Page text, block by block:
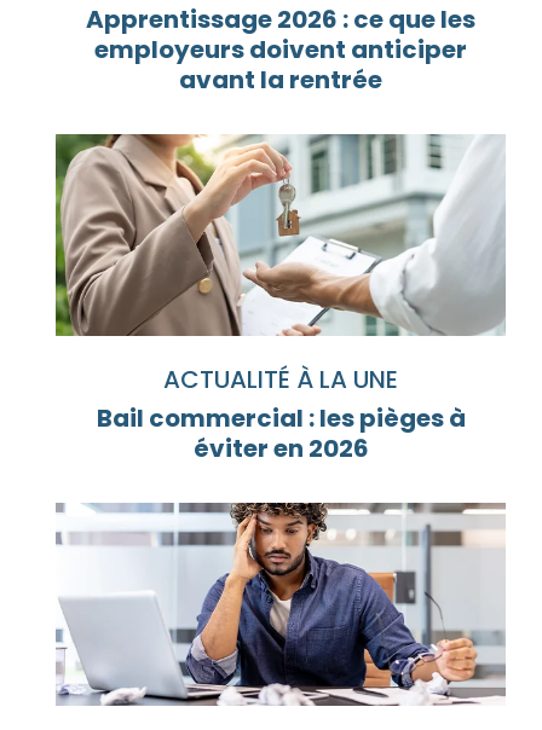
Apprentissage 2026 : ce que les
employeurs doivent anticiper
avant la rentrée
ACTUALITÉ À LA UNE
Bail commercial : les pièges à
éviter en 2026